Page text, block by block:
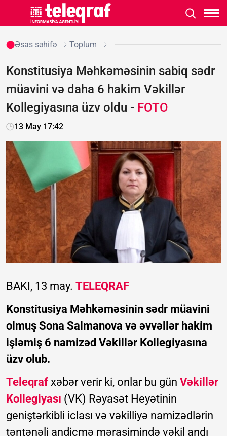
Əsas səhifə Toplum
Konstitusiya Məhkəməsinin sabiq sədr
müavini və daha 6 hakim Vəkillər
Kollegiyasına üzv oldu - FOTO
13 May 17:42
BAKI, 13 may. TELEQRAF
Konstitusiya Məhkəməsinin sədr müavini
olmuş Sona Salmanova və əvvəllər hakim
işləmiş 6 namizəd Vəkillər Kollegiyasına
üzv olub.
Teleqraf xəbər verir ki, onlar bu gün Vəkillər
Kollegiyası (VK) Rəyasət Heyətinin
geniştərkibli iclası və vəkilliyə namizədlərin
təntənəli andiçmə mərasimində vəkil andı